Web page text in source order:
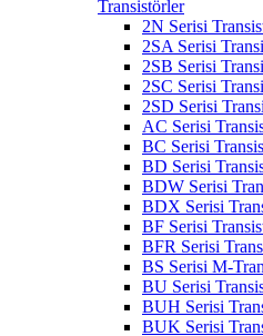
Transistörler
2N Serisi
2SA Serisi
2SB Serisi
2SC Serisi
2SD Serisi
AC Serisi
BC Serisi
BD Serisi
BDW Serisi
BDX Serisi
BF Serisi
BFR Serisi
BS Serisi M-
BU Serisi
BUH Serisi
BUK Serisi